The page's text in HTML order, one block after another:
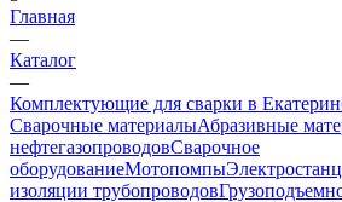
Главная
—
Каталог
—
Комплектующие для сварки в
Сварочные материалыАбразивные
нефтегазопроводовСварочное
оборудованиеМотопомпы
изоляции трубопроводов